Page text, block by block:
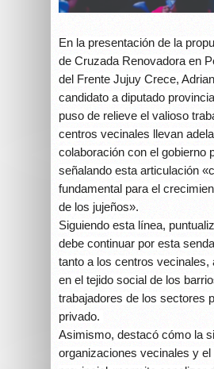
En la presentación de la
de Cruzada Renovadora en
del Frente Jujuy Crece,
candidato a diputado
puso de relieve el valioso
centros vecinales llevan
colaboración con el gobierno
señalando esta articulación
fundamental para el
de los jujeños».
Siguiendo esta línea,
debe continuar por esta
tanto a los centros vecinales,
en el tejido social de los
trabajadores de los sectores
privado.
Asimismo, destacó cómo la
organizaciones vecinales y el